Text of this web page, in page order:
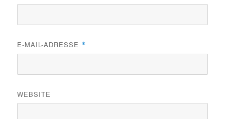
E-MAIL-ADRESSE *
WEBSITE